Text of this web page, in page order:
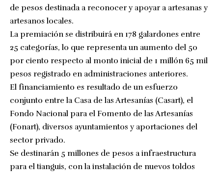
de pesos destinada a reconocer y apoyar a artesanas y
artesanos locales.
La premiación se distribuirá en 178 galardones entre
25 categorías, lo que representa un aumento del 50
por ciento respecto al monto inicial de 1 millón 65 mil
pesos registrado en administraciones anteriores.
El financiamiento es resultado de un esfuerzo
conjunto entre la Casa de las Artesanías (Casart), el
Fondo Nacional para el Fomento de las Artesanías
(Fonart), diversos ayuntamientos y aportaciones del
sector privado.
Se destinarán 5 millones de pesos a infraestructura
para el tianguis, con la instalación de nuevos toldos